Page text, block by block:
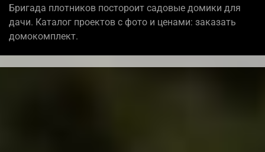
Бригада плотников постороит садовые домики для
дачи. Каталог проектов с фото и ценами: заказать
домокомплект.